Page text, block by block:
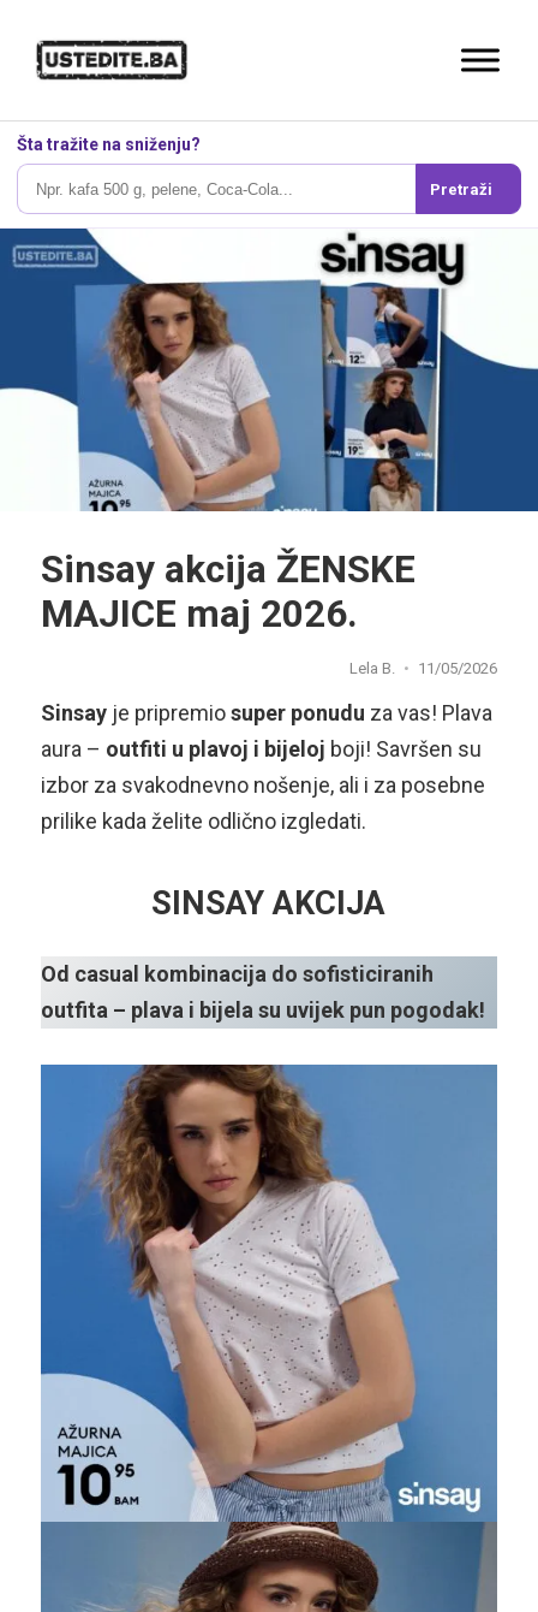
Šta tražite na sniženju?
Pretraži
Sinsay akcija ŽENSKE
MAJICE maj 2026.
Lela B. 11/05/2026
Sinsay je pripremiosuper ponudu za vas! Plava
aura – outfiti u plavoj i bijeloj boji! Savršen su
izbor za svakodnevno nošenje, ali i za posebne
prilike kada želite odlično izgledati.
SINSAY AKCIJA
Od casual kombinacija do sofisticiranih
outfita – plava i bijela su uvijek pun pogodak!